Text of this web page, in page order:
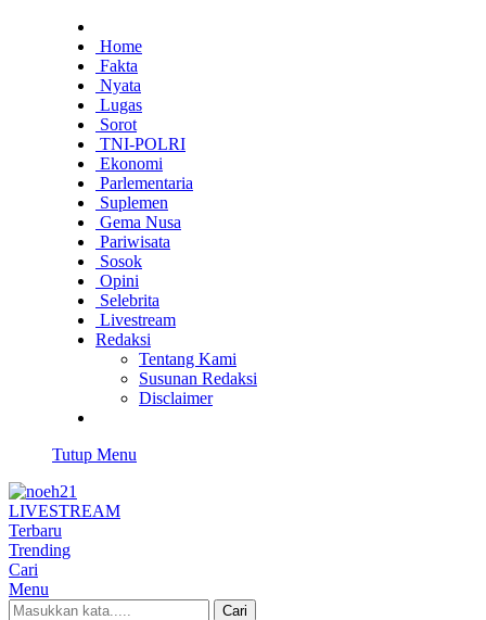
Home
Fakta
Nyata
Lugas
Sorot
TNI-POLRI
Ekonomi
Parlementaria
Suplemen
Gema Nusa
Pariwisata
Sosok
Opini
Selebrita
Livestream
Redaksi
Tentang Kami
Susunan Redaksi
Disclaimer
Tutup Menu
LIVESTREAM
Terbaru
Trending
Cari
Menu
Cari